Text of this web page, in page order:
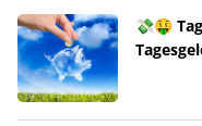
💸🤑